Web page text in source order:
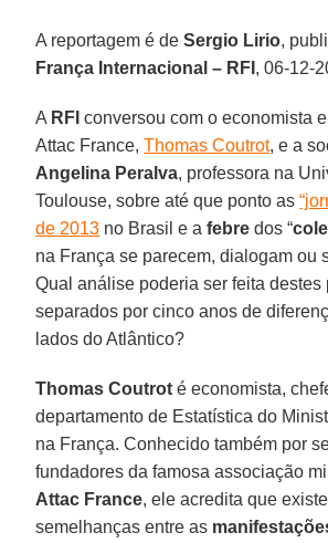
A reportagem é deSergio Lirio,
França Internacional – RFI , 06-12-
A RFI conversou com o economista
Attac France,Thomas Coutrot, e a
Angelina Peralva, professora na
Toulouse, sobre até que ponto as
de 2013 no Brasil e afebre dos “
na França se parecem, dialogam ou
Qual análise poderia ser feita destes
separados por cinco anos de
lados do Atlântico?
Thomas Coutrot é economista,
departamento de Estatística do
na França. Conhecido também por
fundadores da famosa associação
Attac France, ele acredita que
semelhanças entre as